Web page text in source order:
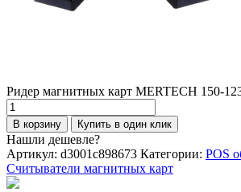
Ридер магнитных карт MERTECH 150-
Количество
товара
Ридер
магнитных
карт
MERTECH
В корзину Купить в один клик
Нашли дешевле?
Артикул: d3001c898673 Категории: POS
Считыватели магнитных карт